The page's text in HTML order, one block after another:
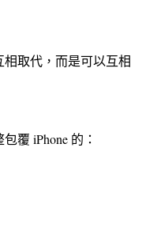
取代，而是可以互相
覆 iPhone 的：